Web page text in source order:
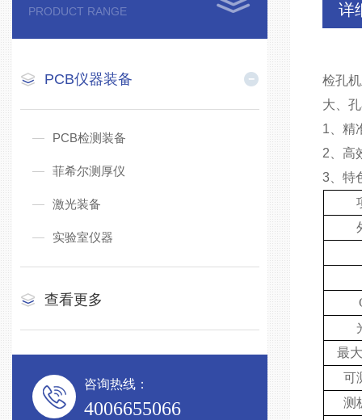
PRODUCT RANGE
PCB仪器装备
PCB检测装备
菲希尔测厚仪
激光装备
实验室仪器
查看更多
咨询热线：
4006655066
详
检孔
⼤、
1、精
2、⾼
3、特
最
可
测